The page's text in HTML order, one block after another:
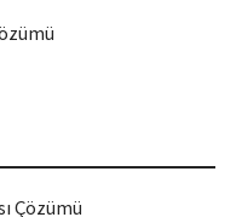
Çözümü